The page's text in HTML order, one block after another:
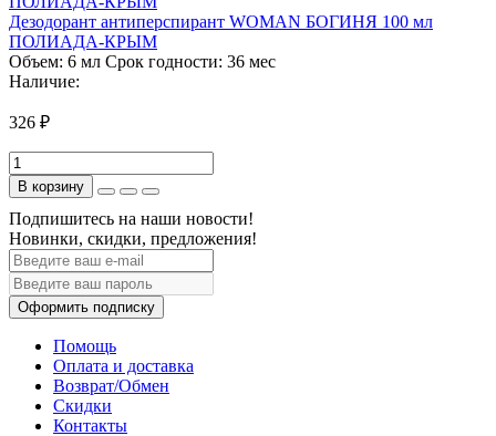
Дезодорант антиперспирант WOMAN БОГИНЯ 100 мл
ПОЛИАДА-КРЫМ
Объем: 6 мл Срок годности: 36 мес
Наличие:
326 ₽
В корзину
Подпишитесь на наши новости!
Новинки, скидки, предложения!
Оформить подписку
Помощь
Оплата и доставка
Возврат/Обмен
Скидки
Контакты